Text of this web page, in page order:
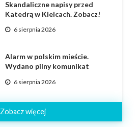
Skandaliczne napisy przed
Katedrą w Kielcach. Zobacz!
6 sierpnia 2026
Alarm w polskim mieście.
Wydano pilny komunikat
6 sierpnia 2026
Zobacz więcej